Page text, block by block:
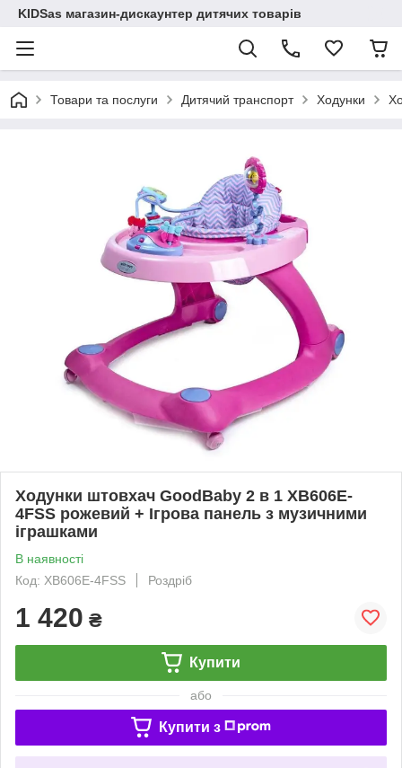
KIDSas магазин-дискаунтер дитячих товарів
Товари та послуги Дитячий транспорт Ходунки
Ходунки штовхач GoodBaby 2 в 1 XB606E-
4FSS рожевий + Ігрова панель з музичними
іграшками
В наявності
Код: XB606E-4FSS
Роздріб
1 420 ₴
Купити
або
Купити з